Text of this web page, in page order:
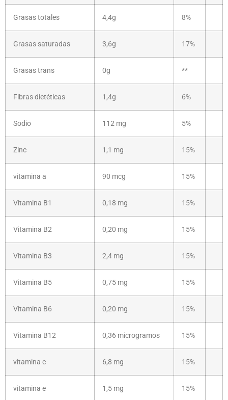
Grasas totales 4,4g 8%
Grasas saturadas 3,6g 17%
Grasas trans 0g **
Fibras dietéticas 1,4g 6%
Sodio 112 mg 5%
Zinc 1,1 mg 15%
vitamina a 90 mcg 15%
Vitamina B1 0,18 mg 15%
Vitamina B2 0,20 mg 15%
Vitamina B3 2,4 mg 15%
Vitamina B5 0,75 mg 15%
Vitamina B6 0,20 mg 15%
Vitamina B12 0,36 microgramos 15%
vitamina c 6,8 mg 15%
vitamina e 1,5 mg 15%